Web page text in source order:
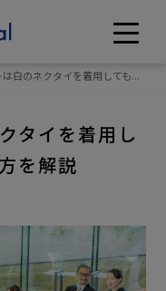
白のネクタイを着用しても...
タイを着用し
を解説